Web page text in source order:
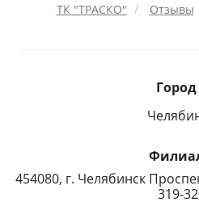
ТК "ТРАСКО" Отзывы
Город
454080, г. Челябинск
319-